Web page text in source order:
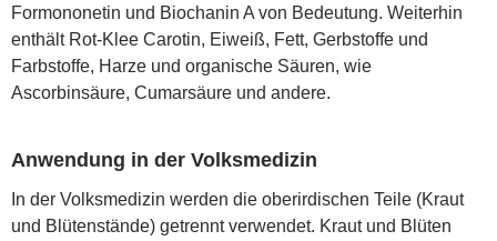
Formononetin und Biochanin A von Bedeutung. Weiterhin
enthält Rot-Klee Carotin, Eiweiß, Fett, Gerbstoffe und
Farbstoffe, Harze und organische Säuren, wie
Ascorbinsäure, Cumarsäure und andere.
Anwendung in der Volksmedizin
In der Volksmedizin werden die oberirdischen Teile (Kraut
und Blütenstände) getrennt verwendet. Kraut und Blüten